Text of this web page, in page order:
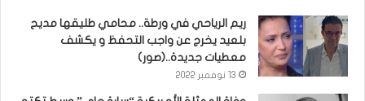
ريم الرياحي في ورطة.. محامي طليقها مديح
بلعيد يخرج عن واجب التحفظ و يكشف
معطيات جديدة..(صور)
13 نوفمبر 2022